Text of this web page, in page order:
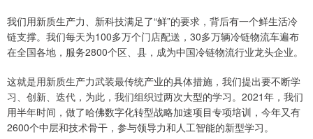
我们用新质生产力、新科技满足了“鲜”的要求，背后有一个鲜生活冷
链支撑。我们每天为100多万个门店配送，30多万辆冷链物流车遍布
在全国各地，服务2800个区、县，成为中国冷链物流行业龙头企业。
这就是用新质生产力武装最传统产业的具体措施，我们提出要不断学
习、创新、迭代，为此，我们组织过两次大型的学习。2021年，我们
用半年时间，做了哈佛数字化转型战略加速项目专项培训，今年又有
2600个中层和技术骨干，参与领导力和人工智能的新型学习。